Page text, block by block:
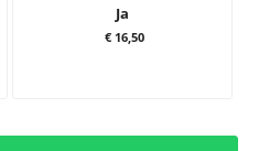
Ja
€ 16,50